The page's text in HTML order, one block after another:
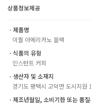
상품정보제공
ㆍ제품명
이퀄 아메리카노 블랙
ㆍ식품의 유형
인스턴트 커피
ㆍ생산자 및 소재지
경기도 평택시 고덕면 도시지
ㆍ제조년월일, 소비기한 또는 품